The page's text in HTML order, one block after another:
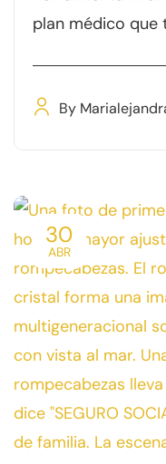
plan médico que
By
30
ABR